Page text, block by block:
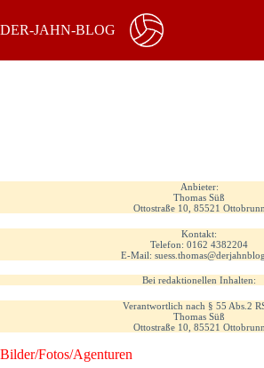
Inhalt
springen
DER-JAHN-BLOG
Anbieter:
Thomas Süß
Ottostraße 10, 85521 Ottobrunn
Kontakt:
Telefon: 0162 4382204
E-Mail:
Bei redaktionellen Inhalten:
Verantwortlich nach § 55 Abs.2
Thomas Süß
Ottostraße 10, 85521 Ottobrunn
Bilder/Fotos/Agenturen